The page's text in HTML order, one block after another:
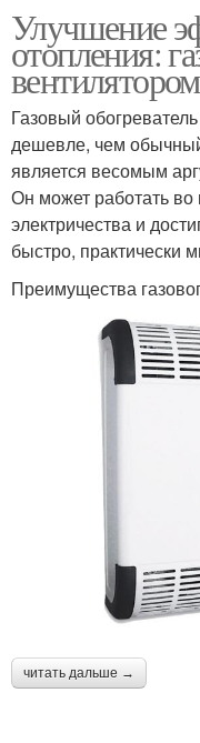
Улучшение
отопления:
вентилятором
Газовый
дешевле, чем обычный
является весомым
Он может работать
электричества и
быстро, практически
Преимущества
читать дальше →